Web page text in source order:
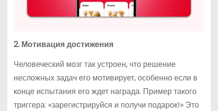
2. Мотивация достижения
Человеческий мозг так устроен, что решение
несложных задач его мотивирует, особенно если в
конце испытания его ждет награда. Пример такого
триггера: «зарегистрируйся и получи подарок!» Это